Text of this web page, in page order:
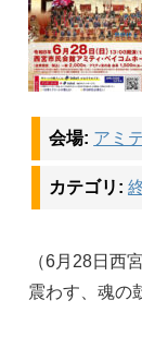
会場: アミ
カテゴリ:
（6月28日西
震わす、魂の